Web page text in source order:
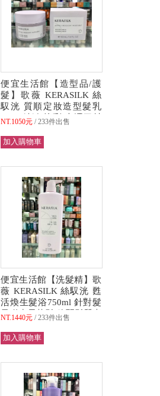
便宜生活館【造型品/護
髮】歌薇 KERASILK 絲
馭洸 質順定妝造型髮乳
50ml 精緻/炫彩/光澤四射
NT.1050元 233件出售
便宜生活館【洗髮精】歌
薇 KERASILK 絲馭洸 甦
活煥生髮浴750ml 針對髮
量稀少易落髮/脆弱髮質專
NT.1440元 233件出售